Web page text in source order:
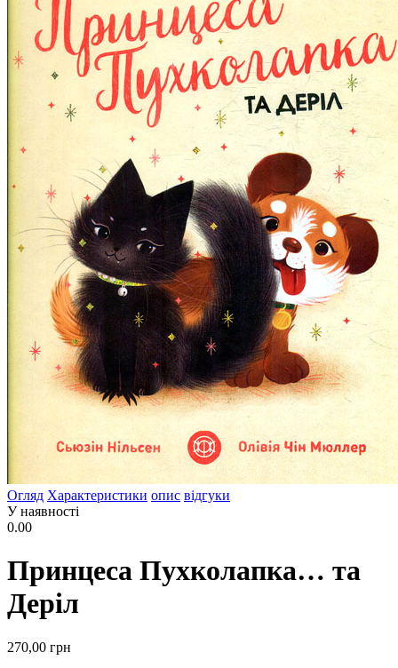
Огляд Характеристики опис відгуки
У наявності
0.00
Принцеса Пухколапка… та
Деріл
270,00 грн